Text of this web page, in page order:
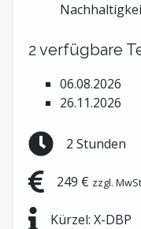
2 verfügbare
06.08.2026
26.11.2026
2 Stunden
249 € zzgl.
Kürzel: X-DBP